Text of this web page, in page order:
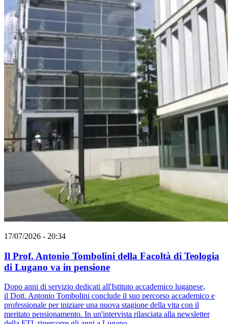
17/07/2026 - 20:34
Il Prof. Antonio Tombolini della Facoltà di Teologia
di Lugano va in pensione
Dopo anni di servizio dedicati all'Istituto accademico luganese,
il Dott. Antonio Tombolini conclude il suo percorso accademico e
professionale per iniziare una nuova stagione della vita con il
meritato pensionamento. In un'intervista rilasciata alla newsletter